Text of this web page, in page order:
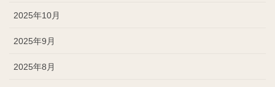
2025年10月
2025年9月
2025年8月